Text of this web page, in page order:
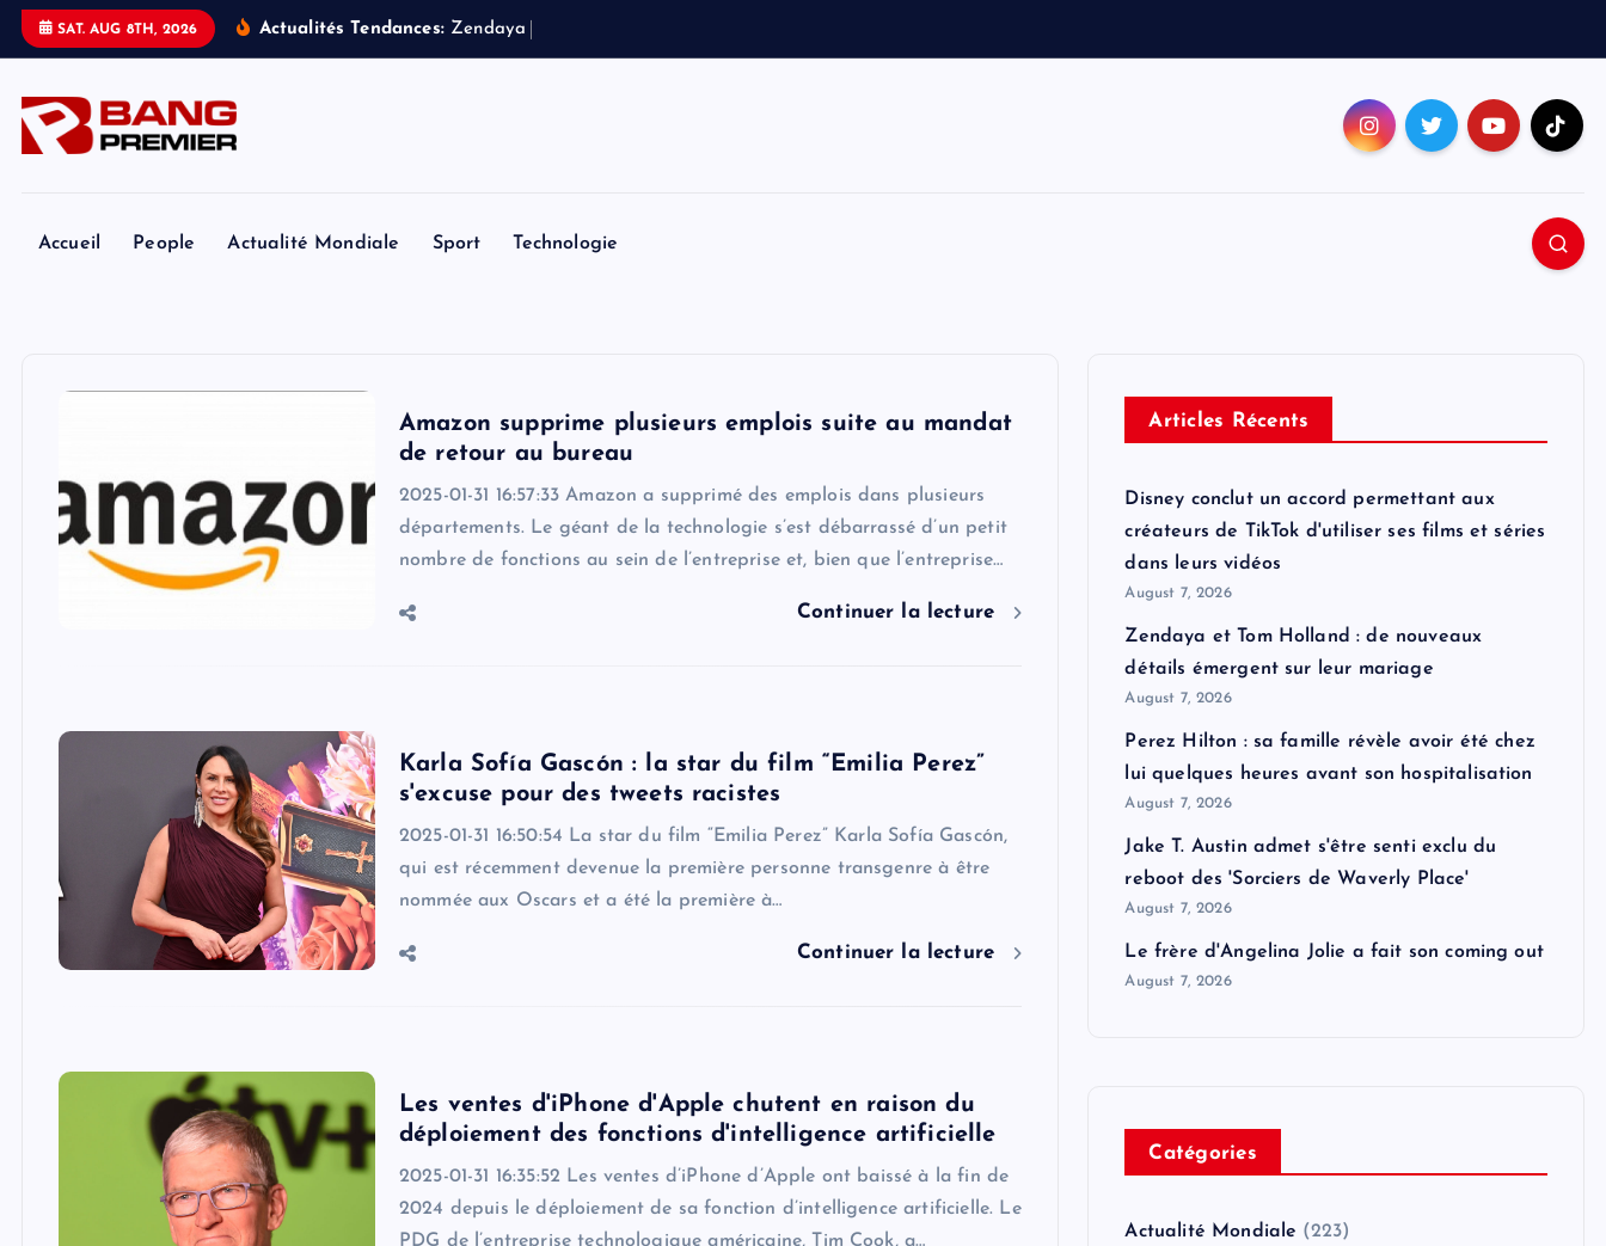
SAT. AUG 8TH, 2026 Actualités Tendances: Zendaya
Accueil People Actualité Mondiale Sport Technologie
Amazon supprime plusieurs emplois suite au mandat
de retour au bureau
2025-01-31 16:57:33 Amazon a supprimé des emplois dans plusieurs
départements. Le géant de la technologie s’est débarrassé d’un petit
nombre de fonctions au sein de l’entreprise et, bien que l’entreprise…
Continuer la lecture
Karla Sofía Gascón : la star du film “Emilia Perez”
s'excuse pour des tweets racistes
2025-01-31 16:50:54 La star du film “Emilia Perez” Karla Sofía Gascón,
qui est récemment devenue la première personne transgenre à être
nommée aux Oscars et a été la première à…
Continuer la lecture
Les ventes d'iPhone d'Apple chutent en raison du
déploiement des fonctions d'intelligence artificielle
2025-01-31 16:35:52 Les ventes d’iPhone d’Apple ont baissé à la fin de
2024 depuis le déploiement de sa fonction d’intelligence artificielle. Le
PDG de l’entreprise technologique américaine, Tim Cook, a…
Articles Récents
Disney conclut un accord permettant aux
créateurs de TikTok d'utiliser ses films et séries
dans leurs vidéos
August 7, 2026
Zendaya et Tom Holland : de nouveaux
détails émergent sur leur mariage
August 7, 2026
Perez Hilton : sa famille révèle avoir été chez
lui quelques heures avant son hospitalisation
August 7, 2026
Jake T. Austin admet s'être senti exclu du
reboot des 'Sorciers de Waverly Place'
August 7, 2026
Le frère d'Angelina Jolie a fait son coming out
August 7, 2026
Catégories
Actualité Mondiale (223)